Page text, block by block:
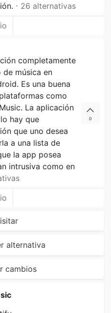
⋅ 26 alternativas
completamente
música en
Es una buena
como
La aplicación
hay que
que uno desea
a una lista de
la app posea
intrusiva como en
0
alternativa
cambios